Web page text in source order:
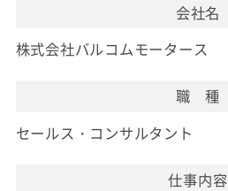
会社名
株式会社バルコムモータース
職 種
セールス・コンサルタント
仕事内容